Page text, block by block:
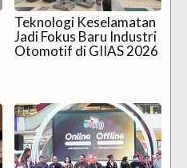
Teknologi Keselamatan
Jadi Fokus Baru Industri
Otomotif di GIIAS 2026